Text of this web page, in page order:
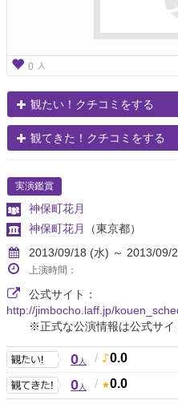
0 人
観たい！クチコミをする
観てきた！クチコミをする
実演鑑賞
神保町花月
神保町花月
（東京都）
2013/09/18 (水) ～ 2013/09/
上演時間：
公式サイト：
http://jimbocho.laff.jp/
※正式な公演情報は公式サイ
0人 / 0.0
0人 / 0.0